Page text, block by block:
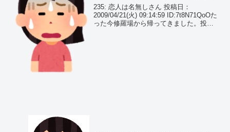
けど？』と私が突き放すと彼は…
235: 恋人は名無しさん 投稿日：
2009/04/21(火) 09:14:59 ID:7t8N71QoOた
った今修羅場から帰ってきました。投下